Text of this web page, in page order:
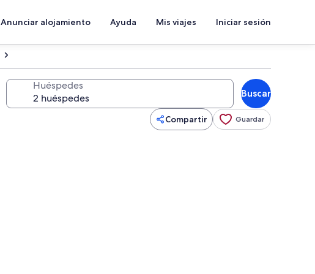
Anunciar alojamiento Ayuda Mis viajes Iniciar sesión
Huéspedes
Buscar
Compartir Guardar